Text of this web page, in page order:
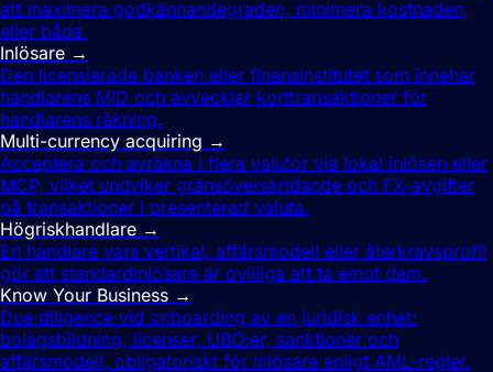
att maximera godkännandegraden, minimera kostnaden,
eller båda.
Inlösare →
Den licensierade banken eller finansinstitutet som innehar
handlarens MID och avvecklar korttransaktioner för
handlarens räkning.
Multi-currency acquiring →
Acceptera och avräkna i flera valutor via lokal inlösen eller
MCP, vilket undviker gränsöverskridande och FX-avgifter
på transaktioner i presenterad valuta.
Högriskhandlare →
En handlare vars vertikal, affärsmodell eller återkravsprofil
gör att standardinlösare är ovilliga att ta emot dem.
Know Your Business →
Due diligence vid onboarding av en juridisk enhet:
bolagsbildning, licenser, UBO:er, sanktioner och
affärsmodell, obligatoriskt för inlösare enligt AML-regler.